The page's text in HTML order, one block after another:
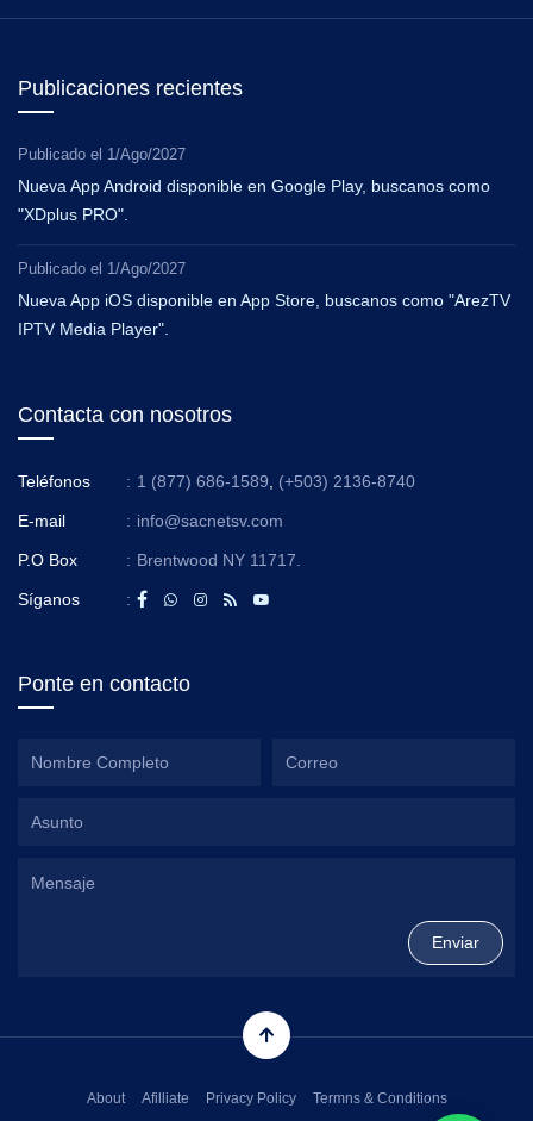
Publicaciones recientes
Publicado el 1/Ago/2027
Nueva App Android disponible en Google Play, buscanos como
"XDplus PRO".
Publicado el 1/Ago/2027
Nueva App iOS disponible en App Store, buscanos como "ArezTV
IPTV Media Player".
Contacta con nosotros
Teléfonos : 1 (877) 686-1589 (+503) 2136-8740
E-mail : info@sacnetsv.com
P.O Box : Brentwood NY 11717.
Síganos :
Ponte en contacto
About Afilliate Privacy Policy Termns & Conditions